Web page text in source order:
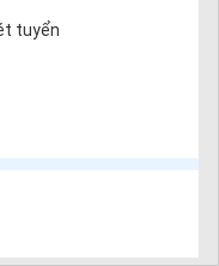
tuyển